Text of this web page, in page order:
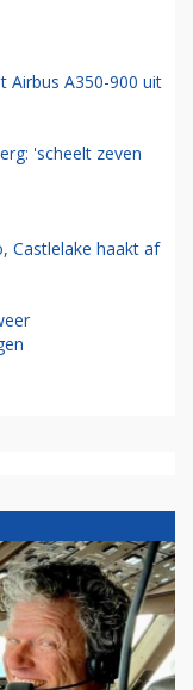
Airbus A350-900 uit
'scheelt zeven
Castlelake haakt af